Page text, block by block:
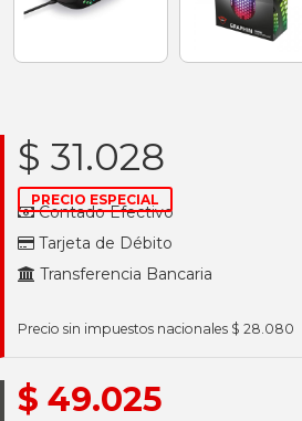
$ 31.028
PRECIO ESPECIAL
Contado Efectivo
Tarjeta de Débito
Transferencia Bancaria
Precio sin impuestos nacionales $ 28.080
$ 49.025